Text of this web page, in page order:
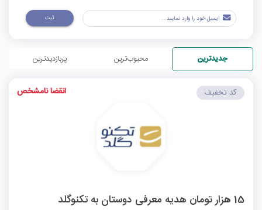
ثبت
جدیدترین محبوب‌ترین پربازدیدترین
15 هزار تومان هدیه معرفی دوستان به تکنوگلد
کد تخفیف انقضا نامشخص